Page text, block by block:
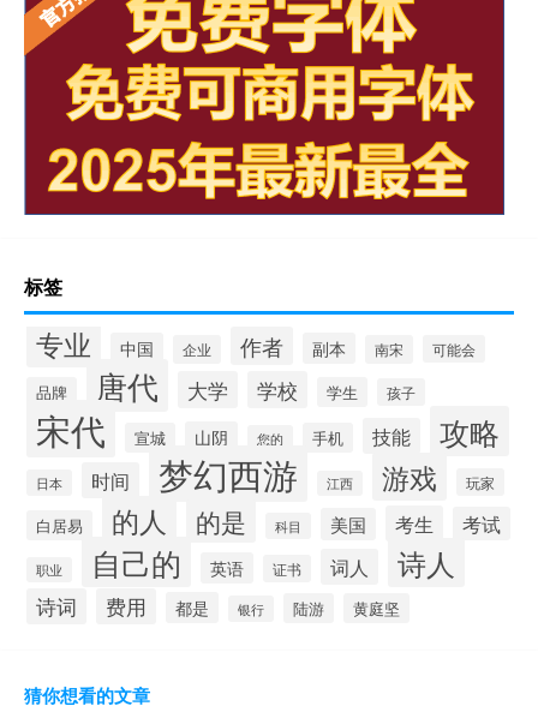
标签
专业 中国 企业 作者 副本 南宋 可能会
品牌 唐代 大学 学校 学生 孩子
宋代 宣城 山阴 您的 手机 技能 攻略
日本 时间 梦幻西游 江西 游戏 玩家
白居易 的人 的是 科目 美国 考生 考试
职业 自己的 英语 证书 词人 诗人
诗词 费用 都是 银行 陆游 黄庭坚
猜你想看的文章